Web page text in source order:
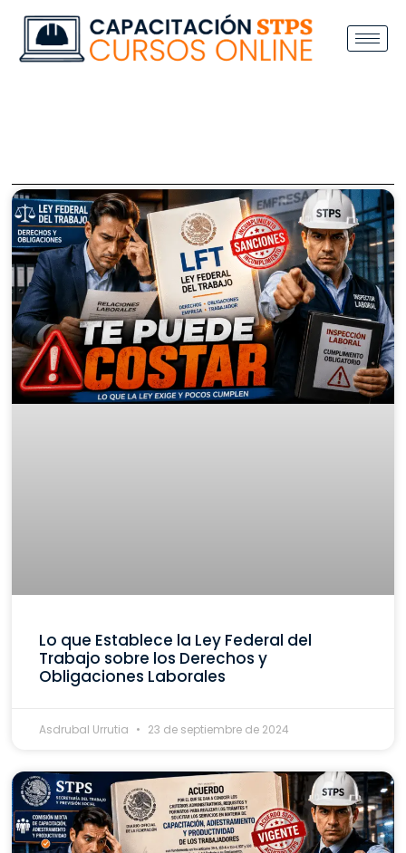
Lo que Establece la Ley Federal del
Trabajo sobre los Derechos y
Obligaciones Laborales
Asdrubal Urrutia 23 de septiembre de 2024